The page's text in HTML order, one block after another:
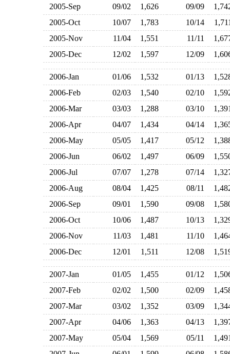
2005-Sep
09/02 1,626 09/09
2005-Oct
10/07 1,783 10/14
2005-Nov
11/04 1,551 11/11
2005-Dec
12/02 1,597 12/09
2006-Jan 01/06 1,532 01/13
2006-Feb
02/03 1,540 02/10
2006-Mar
03/03 1,288 03/10
2006-Apr
04/07 1,434 04/14
2006-May
05/05 1,417 05/12
2006-Jun
06/02 1,497 06/09
2006-Jul
07/07 1,278 07/14
2006-Aug
08/04 1,425 08/11
2006-Sep
09/01 1,590 09/08
2006-Oct
10/06 1,487 10/13
2006-Nov
11/03 1,481 11/10
2006-Dec
12/01 1,511 12/08
2007-Jan 01/05 1,455 01/12
2007-Feb
02/02 1,500 02/09
2007-Mar
03/02 1,352 03/09
2007-Apr
04/06 1,363 04/13
2007-May
05/04 1,569 05/11